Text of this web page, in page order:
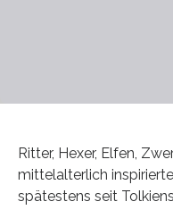
Ritter, Hexer, Elfen,
mittelalterlich
spätestens seit